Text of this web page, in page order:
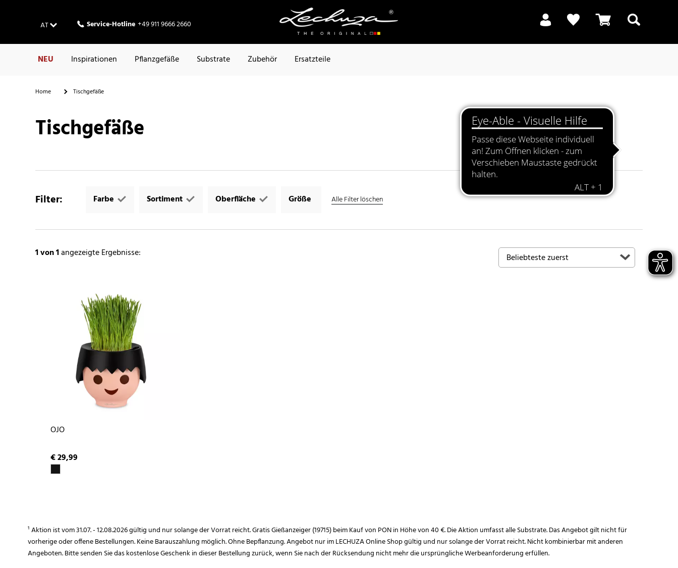
AT Service-Hotline +49 911 9666 2660
NEU Inspirationen Pflanzgefäße Substrate Zubehör Ersatzteile
Suchen
Home Tischgefäße
Tischgefäße
Filter: Farbe Sortiment Oberfläche Größe Alle Filter löschen
1von 1angezeigte Ergebnisse:
OJO
€ 29,99
¹ Aktion ist vom 31.07. - 12.08.2026 gültig und nur solange der Vorrat reicht. Gratis Gießanzeiger (19715) beim Kauf von PON in Höhe von 40 €. Die Aktion umfasst alle Substrate. Das Angebot gilt nicht für
vorherige oder offene Bestellungen. Keine Barauszahlung möglich. Ohne Bepflanzung. Angebot nur im LECHUZA Online Shop gültig und nur solange der Vorrat reicht. Nicht kombinierbar mit anderen
Angeboten. Bitte senden Sie das kostenlose Geschenk in dieser Bestellung zurück, wenn Sie nach der Rücksendung nicht mehr die ursprüngliche Werbeanforderung erfüllen.